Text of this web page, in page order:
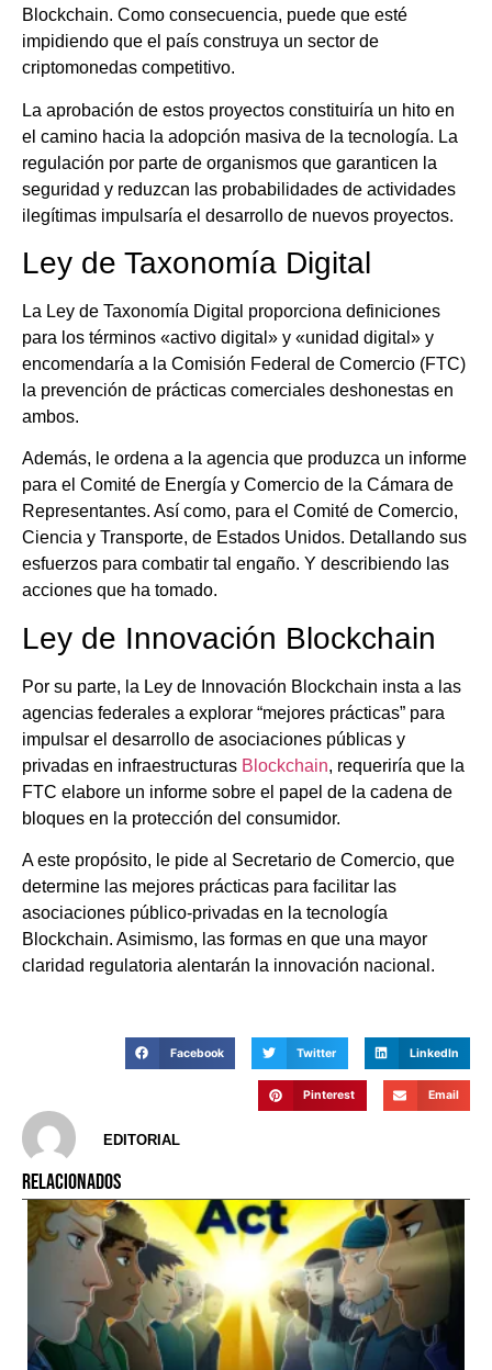
Blockchain. Como consecuencia, puede que esté
impidiendo que el país construya un sector de
criptomonedas competitivo.
La aprobación de estos proyectos constituiría un hito en
el camino hacia la adopción masiva de la tecnología. La
regulación por parte de organismos que garanticen la
seguridad y reduzcan las probabilidades de actividades
ilegítimas impulsaría el desarrollo de nuevos proyectos.
Ley de Taxonomía Digital
La Ley de Taxonomía Digital proporciona definiciones
para los términos «activo digital» y «unidad digital» y
encomendaría a la Comisión Federal de Comercio (FTC)
la prevención de prácticas comerciales deshonestas en
ambos.
Además, le ordena a la agencia que produzca un informe
para el Comité de Energía y Comercio de la Cámara de
Representantes. Así como, para el Comité de Comercio,
Ciencia y Transporte, de Estados Unidos. Detallando sus
esfuerzos para combatir tal engaño. Y describiendo las
acciones que ha tomado.
Ley de Innovación Blockchain
Por su parte, la Ley de Innovación Blockchain insta a las
agencias federales a explorar “mejores prácticas” para
impulsar el desarrollo de asociaciones públicas y
privadas en infraestructuras Blockchain, requeriría que la
FTC elabore un informe sobre el papel de la cadena de
bloques en la protección del consumidor.
A este propósito, le pide al Secretario de Comercio, que
determine las mejores prácticas para facilitar las
asociaciones público-privadas en la tecnología
Blockchain. Asimismo, las formas en que una mayor
claridad regulatoria alentarán la innovación nacional.
Facebook Twitter LinkedIn
Pinterest Email
EDITORIAL
RELACIONADOS